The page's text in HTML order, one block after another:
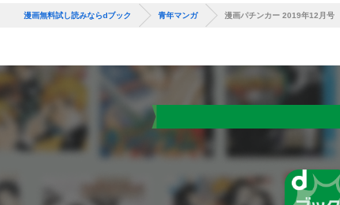
漫画無料試し読みならdブック 青年マンガ 漫画パチンカー 2019年12月号